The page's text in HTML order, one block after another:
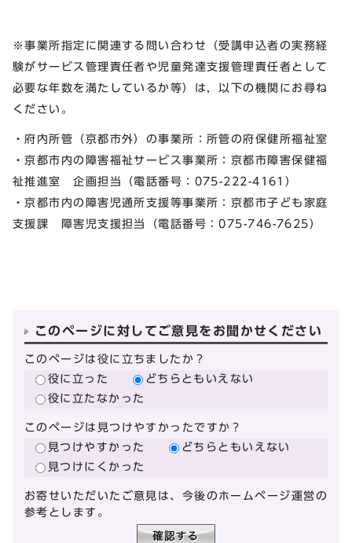
※事業所指定に関連する問い合わせ（受講申込者の実務経
験がサービス管理責任者や児童発達支援管理責任者として
必要な年数を満たしているか等）は，以下の機関にお尋ね
ください。
・府内所管（京都市外）の事業所：所管の府保健所福祉室
・京都市内の障害福祉サービス事業所：京都市障害保健福
祉推進室 企画担当（電話番号：075-222-4161）
・京都市内の障害児通所支援等事業所：京都市子ども家庭
支援課 障害児支援担当（電話番号：075-746-7625）
このページに対してご意見をお聞かせください
このページは役に立ちましたか？
役に立った
どちらともいえない
役に立たなかった
このページは見つけやすかったですか？
見つけやすかった
どちらともいえない
見つけにくかった
お寄せいただいたご意見は、今後のホームページ運営の
参考とします。